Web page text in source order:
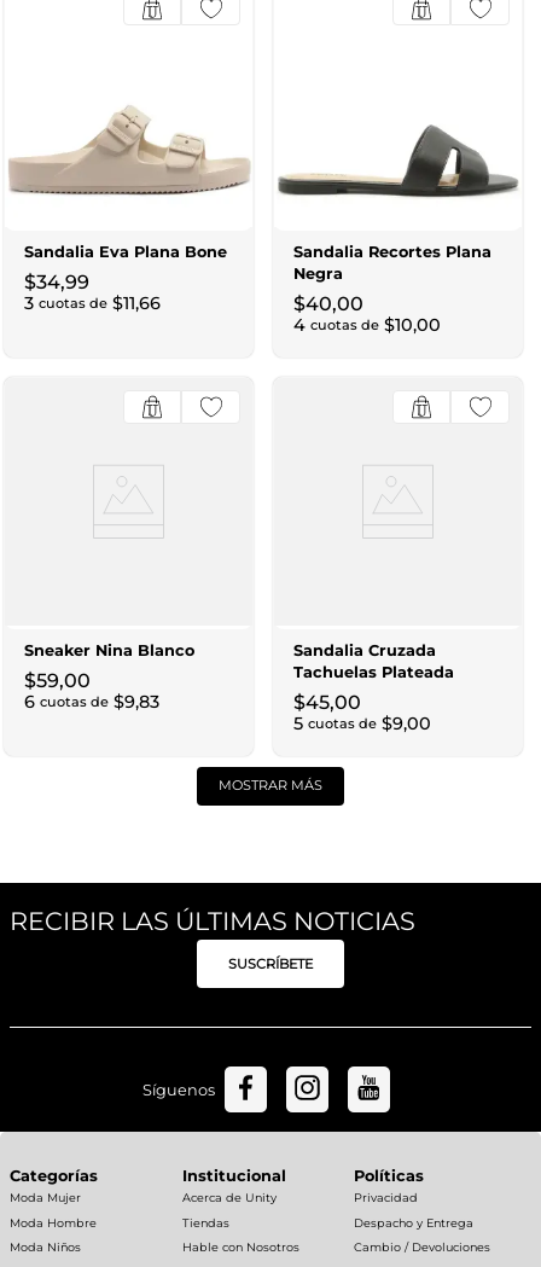
Sandalia Eva Plana Bone
$34,99
3 cuotas de $11,66
Sandalia Recortes Plana
Negra
$40,00
4 cuotas de $10,00
Sneaker Nina Blanco
$59,00
6 cuotas de $9,83
Sandalia Cruzada
Tachuelas Plateada
$45,00
5 cuotas de $9,00
MOSTRAR MÁS
RECIBIR LAS ÚLTIMAS NOTICIAS
SUSCRÍBETE
Síguenos
Categorías
Moda Mujer
Moda Hombre
Moda Niños
Institucional
Acerca de Unity
Tiendas
Hable con Nosotros
Políticas
Privacidad
Despacho y Entrega
Cambio / Devoluciones